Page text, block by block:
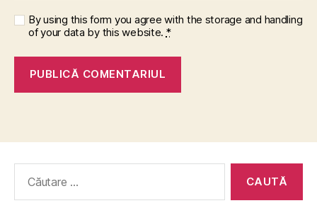
By using this form you agree with the storage and handling
of your data by this website. *
după: